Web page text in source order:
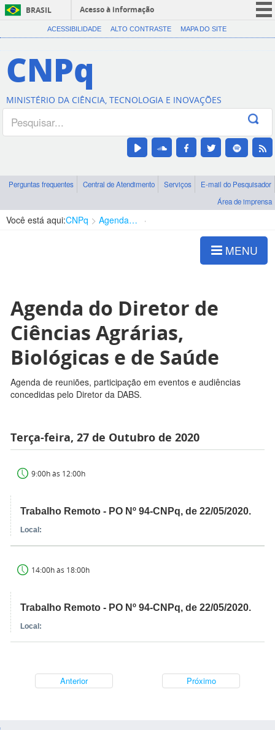
BRASIL
Acesso à informação
CORONAVÍRUS (COVID-19)
Canais
ACESSIBILIDADE ALTO CONTRASTE MAPA DO SITE
CNPq
MINISTÉRIO DA CIÊNCIA, TECNOLOGIA E INOVAÇÕES
Perguntas frequentes Central de Atendimento Serviços
E-mail do Pesquisador
Área de imprensa
Você está aqui:CNPq Agenda de autoridades
MENU
Agenda do Diretor de
Ciências Agrárias,
Biológicas e de Saúde
Agenda de reuniões, participação em eventos e audiências
concedidas pelo Diretor da DABS.
Terça-feira, 27 de Outubro de 2020
9:00h às 12:00h
Trabalho Remoto - PO Nº 94-CNPq, de 22/05/2020.
Local:
14:00h às 18:00h
Trabalho Remoto - PO Nº 94-CNPq, de 22/05/2020.
Local:
Anterior Próximo